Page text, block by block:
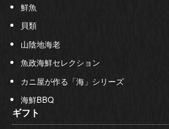
鮮魚
貝類
山陰地海老
魚政海鮮セレクション
カニ屋が作る「海」シリーズ
海鮮BBQ
ギフト